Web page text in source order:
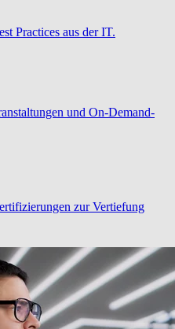
Practices aus der IT.
und On-Demand-
zur Vertiefung